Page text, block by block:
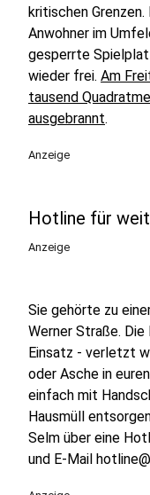
kritischen
Anwohner im
gesperrte
wieder frei. Am
tausend
ausgebrannt.
Anzeige
Hotline für
Anzeige
Sie gehörte zu
Werner Straße.
Einsatz - verletzt
oder Asche in
einfach mit
Hausmüll
Selm über eine
und E-Mail